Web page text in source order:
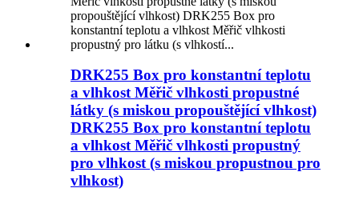
DRK255 Box pro konstantní teplotu
a vlhkost Měřič vlhkosti propustné
látky (s miskou propouštějící vlhkost)
DRK255 Box pro konstantní teplotu
a vlhkost Měřič vlhkosti propustný
pro vlhkost (s miskou propustnou pro
vlhkost)